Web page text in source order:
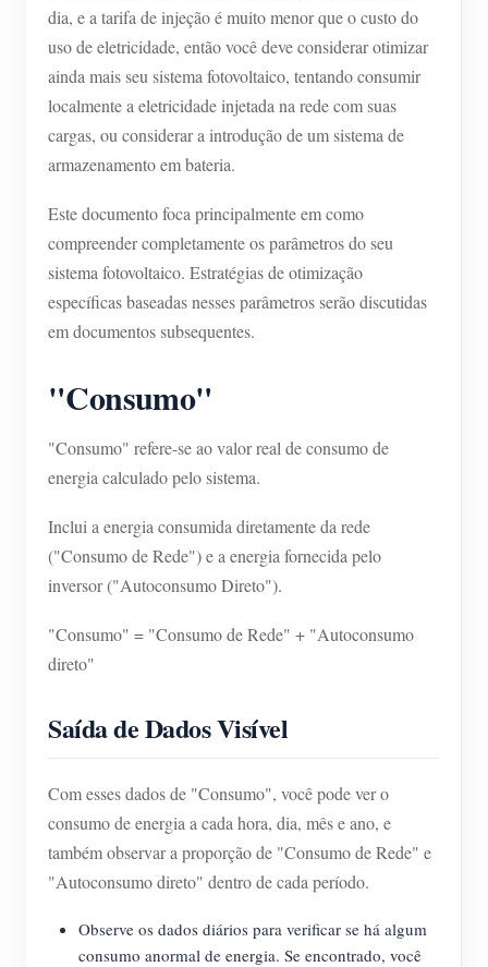
dia, e a tarifa de injeção é muito menor que o custo do
uso de eletricidade, então você deve considerar otimizar
ainda mais seu sistema fotovoltaico, tentando consumir
localmente a eletricidade injetada na rede com suas
cargas, ou considerar a introdução de um sistema de
armazenamento em bateria.
Este documento foca principalmente em como
compreender completamente os parâmetros do seu
sistema fotovoltaico. Estratégias de otimização
específicas baseadas nesses parâmetros serão discutidas
em documentos subsequentes.
"Consumo"
"Consumo" refere-se ao valor real de consumo de
energia calculado pelo sistema.
Inclui a energia consumida diretamente da rede
("Consumo de Rede") e a energia fornecida pelo
inversor ("Autoconsumo Direto").
"Consumo" = "Consumo de Rede" + "Autoconsumo
direto"
Saída de Dados Visível
Com esses dados de "Consumo", você pode ver o
consumo de energia a cada hora, dia, mês e ano, e
também observar a proporção de "Consumo de Rede" e
"Autoconsumo direto" dentro de cada período.
Observe os dados diários para verificar se há algum
consumo anormal de energia. Se encontrado, você